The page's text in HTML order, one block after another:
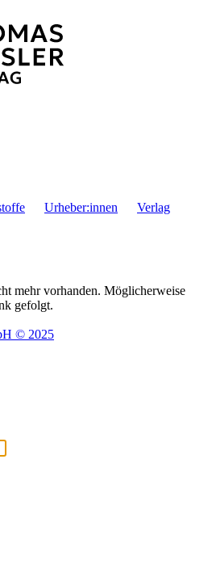
Urheber:innen Verlag
mehr vorhanden. Möglicherweise
gefolgt.
© 2025